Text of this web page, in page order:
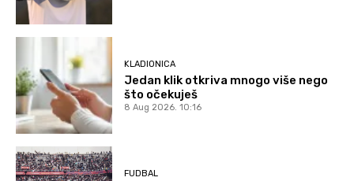
KLADIONICA
Jedan klik otkriva mnogo više nego
što očekuješ
8 Aug 2026. 10:16
FUDBAL